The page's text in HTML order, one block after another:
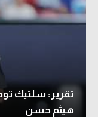
تقرير: سلتيك
هيثم حسن